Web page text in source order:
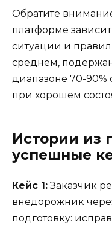
Обратите
платформе
ситуации и
среднем,
диапазоне 70-90%
при хорошем
Истории из
успешные
Кейс 1:Заказчик
внедорожник
подготовку: